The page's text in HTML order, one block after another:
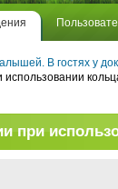
В гостях у
использовании
при